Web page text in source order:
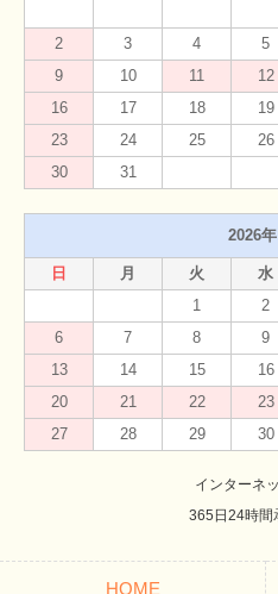
2
3 4 5
9
10 11 12
16
17 18 19
23
24 25 26
30
31
2026年
日 月 火 水
1
2
6
7 8 9
13
14 15 16
20
21 22 23
27
28 29 30
インターネ
365日24時間
HOME